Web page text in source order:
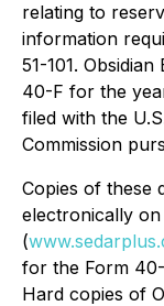
relating to
information
51-101.
40-F for the
filed with the
Commission
Copies of these
electronically on
(
for the Form
Hard copies of